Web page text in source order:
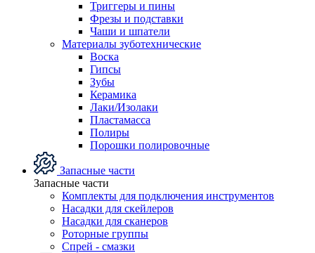
Триггеры и пины
Фрезы и подставки
Чаши и шпатели
Материалы зуботехнические
Воска
Гипсы
Зубы
Керамика
Лаки/Изолаки
Пластамасса
Полиры
Порошки полировочные
Запасные части
Запасные части
Комплекты для подключения инструментов
Насадки для скейлеров
Насадки для сканеров
Роторные группы
Спрей - смазки